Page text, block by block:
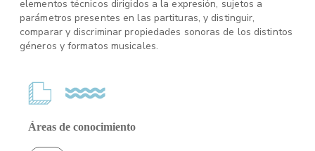
elementos técnicos dirigidos a la expresión, sujetos a
parámetros presentes en las partituras, y distinguir,
comparar y discriminar propiedades sonoras de los distintos
géneros y formatos musicales.
Áreas de conocimiento